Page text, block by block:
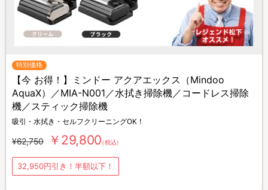
特別価格
【今 お得！】ミンドー アクアエックス（Mindoo
AquaX）／MIA-N001／水拭き掃除機／コードレス掃除
機／スティック掃除機
吸引・水拭き・セルフクリーニングOK！
¥62,750 ￥29,800（税込）
32,950円引き！半額以下！